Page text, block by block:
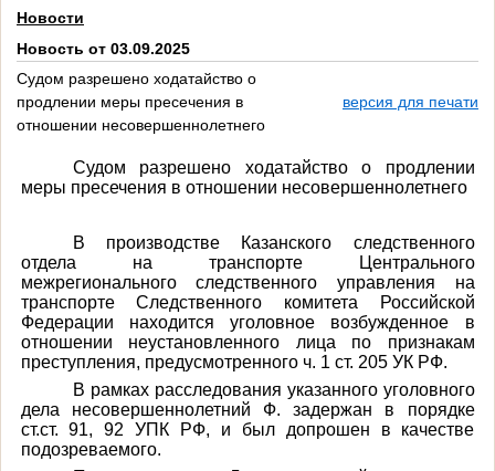
Новости
Новость от 03.09.2025
Судом разрешено ходатайство о
продлении меры пресечения в
отношении несовершеннолетнего
версия для печати
Судом разрешено ходатайство о продлении
меры пресечения в отношении несовершеннолетнего
В производстве Казанского следственного
отдела на транспорте Центрального
межрегионального следственного управления на
транспорте Следственного комитета Российской
Федерации находится уголовное возбужденное в
отношении неустановленного лица по признакам
преступления, предусмотренного ч. 1 ст. 205 УК РФ.
В рамках расследования указанного уголовного
дела несовершеннолетний Ф. задержан в порядке
ст.ст. 91, 92 УПК РФ, и был допрошен в качестве
подозреваемого.